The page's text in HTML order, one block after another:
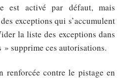
est activé par défaut, mais
exceptions qui s’accumulent
la liste des exceptions dans
supprime ces autorisations.
renforcée contre le pistage en